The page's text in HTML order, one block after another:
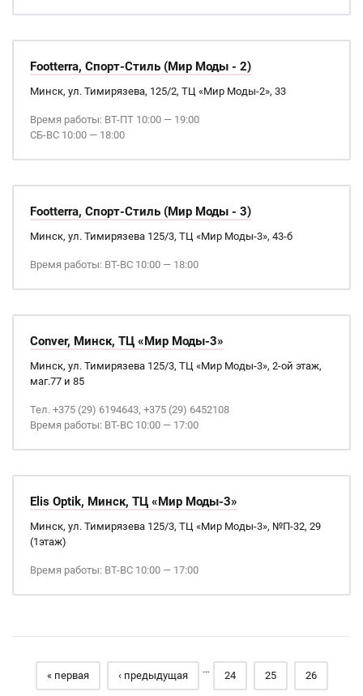
Footterra, Спорт-Стиль (Мир Моды - 2)
Минск, ул. Тимирязева, 125/2, ТЦ «Мир Моды-2», 33
Время работы: ВТ-ПТ 10:00 — 19:00
СБ-ВС 10:00 — 18:00
Footterra, Спорт-Стиль (Мир Моды - 3)
Минск, ул. Тимирязева 125/3, ТЦ «Мир Моды-3», 43-б
Время работы: ВТ-ВС 10:00 — 18:00
Conver, Минск, ТЦ «Мир Моды-3»
Минск, ул. Тимирязева 125/3, ТЦ «Мир Моды-3», 2-ой этаж,
маг.77 и 85
Тел. +375 (29) 6194643, +375 (29) 6452108
Время работы: ВТ-ВС 10:00 — 17:00
Elis Optik, Минск, ТЦ «Мир Моды-3»
Минск, ул. Тимирязева 125/3, ТЦ «Мир Моды-3», №П-32, 29
(1этаж)
Время работы: ВТ-ВС 10:00 — 17:00
Страницы
« первая ‹ предыдущая
…
24 25 26